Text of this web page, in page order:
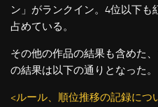
ン」がランクイン。4位以下
占めている。
その他の作品の結果も含めた
の結果は以下の通りとなった。
<ルール、順位推移の記録につ